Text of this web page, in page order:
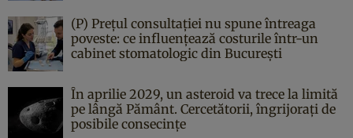
(P) Prețul consultației nu spune întreaga
poveste: ce influențează costurile într-un
cabinet stomatologic din București
În aprilie 2029, un asteroid va trece la limită
pe lângă Pământ. Cercetătorii, îngrijorați de
posibile consecințe